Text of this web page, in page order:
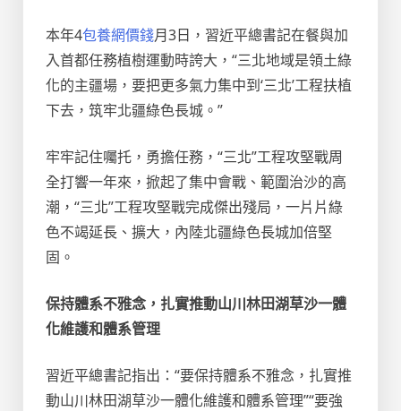
本年4包養網價錢月3日，習近平總書記在餐與加
入首都任務植樹運動時誇大，“三北地域是領土綠
化的主疆場，要把更多氣力集中到‘三北’工程扶植
下去，筑牢北疆綠色長城。”
牢牢記住囑托，勇擔任務，“三北”工程攻堅戰周
全打響一年來，掀起了集中會戰、範圍治沙的高
潮，“三北”工程攻堅戰完成傑出殘局，一片片綠
色不竭延長、擴大，內陸北疆綠色長城加倍堅
固。
保持體系不雅念，扎實推動山川林田湖草沙一體
化維護和體系管理
習近平總書記指出：“要保持體系不雅念，扎實推
動山川林田湖草沙一體化維護和體系管理”“要強